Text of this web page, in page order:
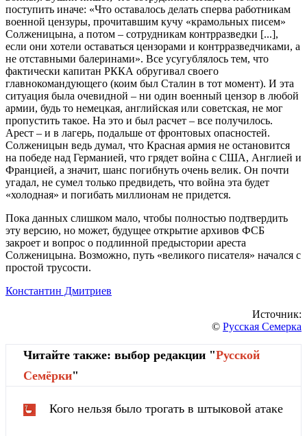
поступить иначе: «Что оставалось делать сперва работникам
военной цензуры, прочитавшим кучу «крамольных писем»
Солженицына, а потом – сотрудникам контрразведки [...],
если они хотели оставаться цензорами и контрразведчиками, а
не отставными балеринами». Все усугублялось тем, что
фактически капитан РККА обругивал своего
главнокомандующего (коим был Сталин в тот момент). И эта
ситуация была очевидной – ни один военный цензор в любой
армии, будь то немецкая, английская или советская, не мог
пропустить такое. На это и был расчет – все получилось.
Арест – и в лагерь, подальше от фронтовых опасностей.
Солженицын ведь думал, что Красная армия не остановится
на победе над Германией, что грядет война с США, Англией и
Францией, а значит, шанс погибнуть очень велик. Он почти
угадал, не сумел только предвидеть, что война эта будет
«холодная» и погибать миллионам не придется.
Пока данных слишком мало, чтобы полностью подтвердить
эту версию, но может, будущее открытие архивов ФСБ
закроет и вопрос о подлинной предыстории ареста
Солженицына. Возможно, путь «великого писателя» начался с
простой трусости.
Константин Дмитриев
Источник:
© Русская Семерка
Читайте также: выбор редакции "Русской
Cемёрки"
Кого нельзя было трогать в штыковой атаке